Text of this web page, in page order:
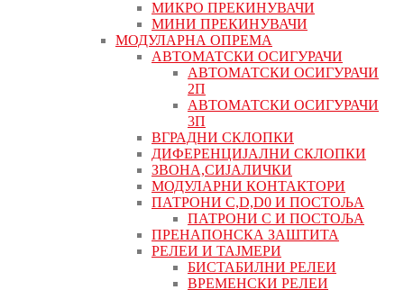
МИКРО ПРЕКИНУВАЧИ
МИНИ ПРЕКИНУВАЧИ
МОДУЛАРНА ОПРЕМА
АВТОМАТСКИ ОСИГУРАЧИ
АВТОМАТСКИ ОСИГУРАЧИ
2П
АВТОМАТСКИ ОСИГУРАЧИ
3П
ВГРАДНИ СКЛОПКИ
ДИФЕРЕНЦИЈАЛНИ СКЛОПКИ
ЗВОНА,СИЈАЛИЧКИ
МОДУЛАРНИ КОНТАКТОРИ
ПАТРОНИ C,D,D0 И ПОСТОЉА
ПАТРОНИ C И ПОСТОЉА
ПРЕНАПОНСКА ЗАШТИТА
РЕЛЕИ И ТАЈМЕРИ
БИСТАБИЛНИ РЕЛЕИ
ВРЕМЕНСКИ РЕЛЕИ